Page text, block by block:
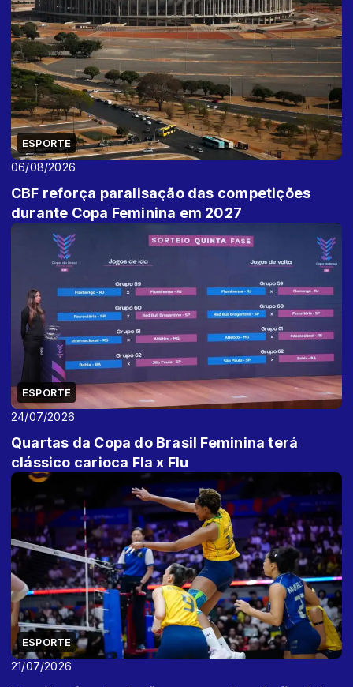
ESPORTE
06/08/2026
CBF reforça paralisação das competições
durante Copa Feminina em 2027
ESPORTE
24/07/2026
Quartas da Copa do Brasil Feminina terá
clássico carioca Fla x Flu
ESPORTE
21/07/2026